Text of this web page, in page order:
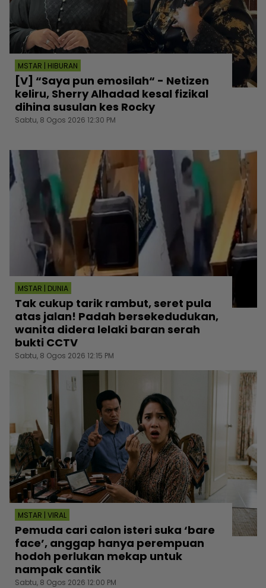
MSTAR | HIBURAN
[V] “Saya pun emosilah“ - Netizen
keliru, Sherry Alhadad kesal fizikal
dihina susulan kes Rocky
Sabtu, 8 Ogos 2026 12:30 PM
MSTAR | DUNIA
Tak cukup tarik rambut, seret pula
atas jalan! Padah bersekedudukan,
wanita didera lelaki baran serah
bukti CCTV
Sabtu, 8 Ogos 2026 12:15 PM
MSTAR | VIRAL
Pemuda cari calon isteri suka ‘bare
face’, anggap hanya perempuan
hodoh perlukan mekap untuk
nampak cantik
Sabtu, 8 Ogos 2026 12:00 PM